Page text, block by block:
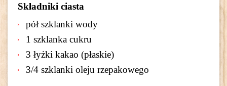
Składniki ciasta
pół szklanki wody
1 szklanka cukru
3 łyżki kakao (płaskie)
3/4 szklanki oleju rzepakowego